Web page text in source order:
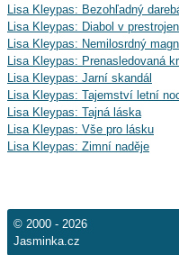
Lisa Kleypas: Bezohľadný
Lisa Kleypas: Diabol v
Lisa Kleypas: Nemilosrdný
Lisa Kleypas: Prenasledovaná
Lisa Kleypas: Jarní skandál
Lisa Kleypas: Tajemství letní
Lisa Kleypas: Tajná láska
Lisa Kleypas: Vše pro lásku
Lisa Kleypas: Zimní naděje
© 2000 - 2026
Jasminka.cz